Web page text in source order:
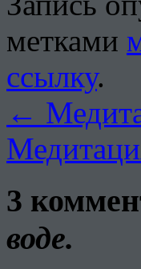
метками
ссылку.
←
3
воде.